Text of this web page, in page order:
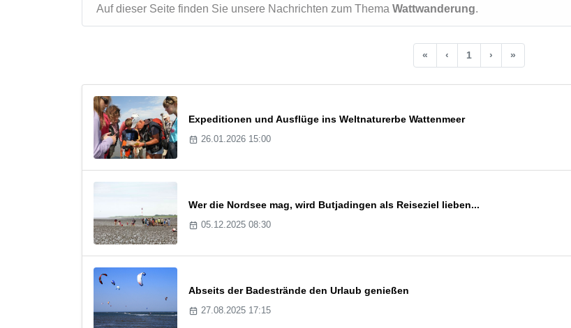
Auf dieser Seite finden Sie unsere Nachrichten zum Thema Wattwanderung.
« ‹ 1 › »
Expeditionen und Ausflüge ins Weltnaturerbe Wattenmeer
26.01.2026 15:00
Wer die Nordsee mag, wird Butjadingen als Reiseziel lieben...
05.12.2025 08:30
Abseits der Badestrände den Urlaub genießen
27.08.2025 17:15